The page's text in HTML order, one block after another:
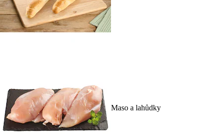
Maso a lahůdky